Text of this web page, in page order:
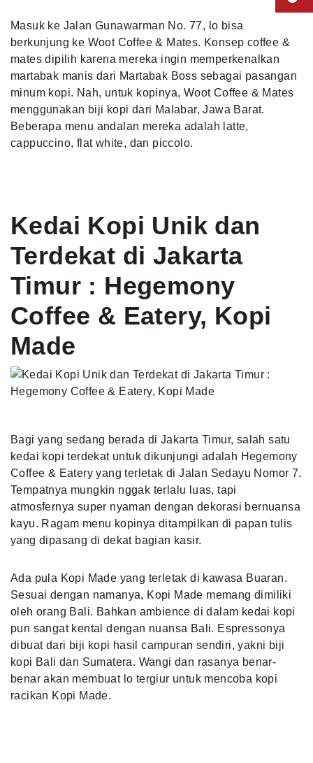
Masuk ke Jalan Gunawarman No. 77, lo bisa
berkunjung ke Woot Coffee & Mates. Konsep coffee &
mates dipilih karena mereka ingin memperkenalkan
martabak manis dari Martabak Boss sebagai pasangan
minum kopi. Nah, untuk kopinya, Woot Coffee & Mates
menggunakan biji kopi dari Malabar, Jawa Barat.
Beberapa menu andalan mereka adalah latte,
cappuccino, flat white, dan piccolo.
Kedai Kopi Unik dan
Terdekat di Jakarta
Timur : Hegemony
Coffee & Eatery, Kopi
Made
Bagi yang sedang berada di Jakarta Timur, salah satu
kedai kopi terdekat untuk dikunjungi adalah Hegemony
Coffee & Eatery yang terletak di Jalan Sedayu Nomor 7.
Tempatnya mungkin nggak terlalu luas, tapi
atmosfernya super nyaman dengan dekorasi bernuansa
kayu. Ragam menu kopinya ditampilkan di papan tulis
yang dipasang di dekat bagian kasir.
Ada pula Kopi Made yang terletak di kawasa Buaran.
Sesuai dengan namanya, Kopi Made memang dimiliki
oleh orang Bali. Bahkan ambience di dalam kedai kopi
pun sangat kental dengan nuansa Bali. Espressonya
dibuat dari biji kopi hasil campuran sendiri, yakni biji
kopi Bali dan Sumatera. Wangi dan rasanya benar-
benar akan membuat lo tergiur untuk mencoba kopi
racikan Kopi Made.